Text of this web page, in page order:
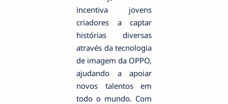
incentiva jovens
criadores a captar
histórias diversas
através da tecnologia
de imagem da OPPO,
ajudando a apoiar
novos talentos em
todo o mundo. Com